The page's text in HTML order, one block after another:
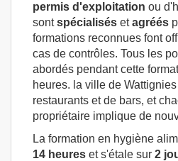
permis d'exploitation ou
sontspécialisés etagréés
formations reconnues font
cas de contrôles. Tous les
abordés pendant cette
heures. la ville de
restaurants et de bars, et
propriétaire implique de
La formation en hygiène
14 heures et s'étale sur 2